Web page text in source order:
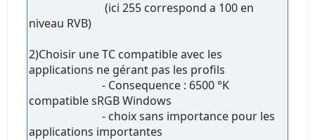
(ici 255 correspond a 100 en
niveau RVB)
2)Choisir une TC compatible avec les
applications ne gérant pas les profils
- Consequence : 6500 °K
compatible sRGB Windows
- choix sans importance pour les
applications importantes